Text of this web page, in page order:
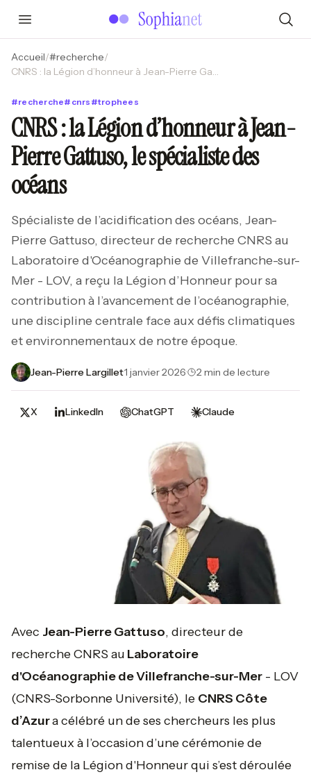
Accueil/#recherche/
CNRS : la Légion d’honneur à Jean-Pierre Gattuso, le spécialiste des océans
#recherche# cnrs #trophees
CNRS : la Légion d’honneur à Jean-
Pierre Gattuso, le spécialiste des
océans
Spécialiste de l’acidification des océans, Jean-
Pierre Gattuso, directeur de recherche CNRS au
Laboratoire d'Océanographie de Villefranche-sur-
Mer - LOV, a reçu la Légion d’Honneur pour sa
contribution à l’avancement de l’océanographie,
une discipline centrale face aux défis climatiques
et environnementaux de notre époque.
Jean-Pierre Largillet·1 janvier 2026· 2 min de lecture
X LinkedIn ChatGPT Claude
Avec Jean-Pierre Gattuso, directeur de
recherche CNRS au Laboratoire
d'Océanographie de Villefranche-sur-Mer - LOV
(CNRS-Sorbonne Université), le CNRS Côte
d’Azura célébré un de ses chercheurs les plus
talentueux à l’occasion d’une cérémonie de
remise de la Légion d'Honneur qui s’est déroulée